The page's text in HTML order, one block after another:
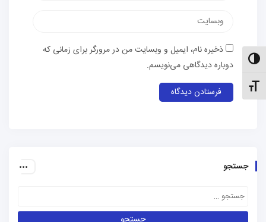
حالت کنتراست بالا
تنظیم اندازهٔ فونت
وب‌سایت
ذخیره نام، ایمیل و وبسایت من در مرورگر برای زمانی که
دوباره دیدگاهی می‌نویسم.
جستجو